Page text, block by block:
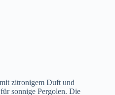
zitronigem Duft und
sonnige Pergolen. Die